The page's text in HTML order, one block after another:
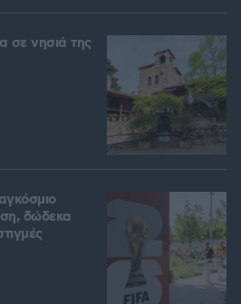
σε νησιά της
δώδεκα